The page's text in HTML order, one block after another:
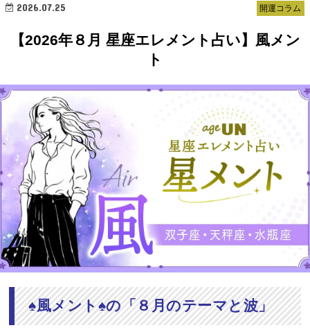
開運コラム
2026.07.25
【2026年８月 星座エレメント占い】風メン
ト
♠風メント♠の「８ 月のテーマと波 」